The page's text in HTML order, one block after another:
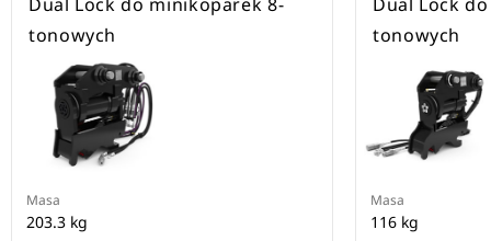
Dual Lock do minikoparek 8-
tonowych
Masa
203.3 kg
Dual Lock
tonowych
Masa
116 kg